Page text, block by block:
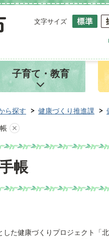
文字サイズ
子育て・教育
ら探す 健康づくり推進課
帳
した健康づくりプロジェクト「